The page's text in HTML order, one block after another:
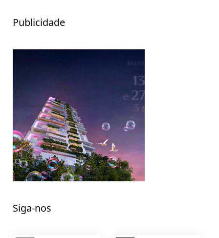
Publicidade
Siga-nos